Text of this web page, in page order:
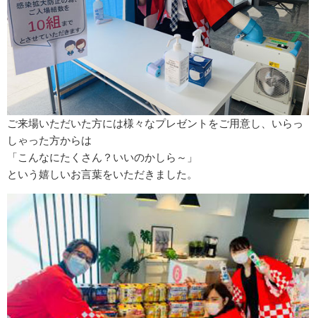
ご来場いただいた方には様々なプレゼントをご用意し、いらっ
しゃった方からは
「こんなにたくさん？いいのかしら～」
という嬉しいお言葉をいただきました。